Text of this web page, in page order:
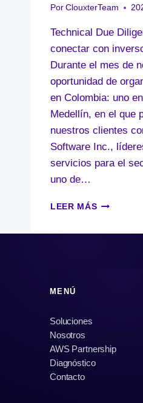
Por ClouxterTeam
Technical Due
conectar con
Durante el mes de
oportunidad de
en Colombia: uno
Medellín, en el que
nuestros clientes
Software Inc.,
servicios para el
uno de…
LEER MÁS
MENÚ
Soluciones
Nosotros
AWS Partnership
Diagnóstico
Contacto